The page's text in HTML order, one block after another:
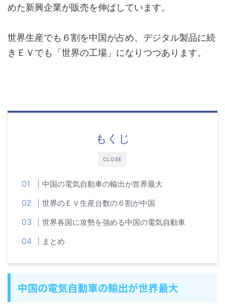
めた新興企業が販売を伸ばしています。
世界生産でも６割を中国が占め、デジタル製品に続
きＥＶでも「世界の工場」になりつつあります。
CLOSE
もくじ
中国の電気自動車の輸出が世界最大
世界のＥＶ生産台数の６割が中国
世界各国に攻勢を強める中国の電気自動車
まとめ
中国の電気自動車の輸出が世界最大